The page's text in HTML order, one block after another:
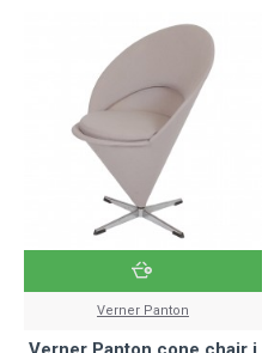
Verner Panton